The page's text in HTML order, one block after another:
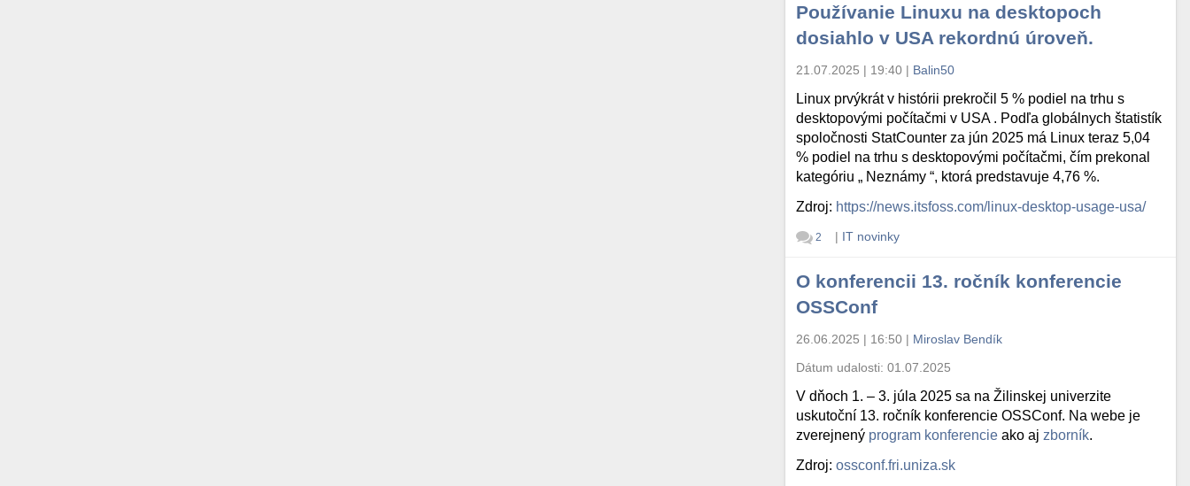
Používanie Linuxu na desktopoch
dosiahlo v USA rekordnú úroveň.
21.07.2025 | 19:40 | Balin50
Linux prvýkrát v histórii prekročil 5 % podiel na trhu s
desktopovými počítačmi v USA . Podľa globálnych štatistík
spoločnosti StatCounter za jún 2025 má Linux teraz 5,04
% podiel na trhu s desktopovými počítačmi, čím prekonal
kategóriu „ Neznámy “, ktorá predstavuje 4,76 %.
Zdroj: https://news.itsfoss.com/linux-desktop-usage-usa/
2 | IT novinky
O konferencii 13. ročník konferencie
OSSConf
26.06.2025 | 16:50 | Miroslav Bendík
Dátum udalosti:01.07.2025
V dňoch 1. – 3. júla 2025 sa na Žilinskej univerzite
uskutoční 13. ročník konferencie OSSConf. Na webe je
zverejnený program konferencie ako aj zborník.
Zdroj:ossconf.fri.uniza.sk